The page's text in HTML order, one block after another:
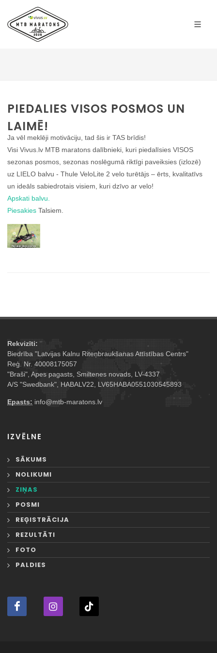
PIEDALIES VISOS POSMOS UN
LAIMĒ!
Ja vēl meklēji motivāciju, tad šis ir TAS brīdis!
Visi Vivus.lv MTB maratons dalībnieki, kuri piedalīsies VISOS
sezonas posmos, sezonas noslēgumā riktīgi paveiksies (izlozē)
uz LIELO balvu - Thule VeloLite 2 velo turētājs – ērts, kvalitatīvs
un ideāls sabiedrotais visiem, kuri dzīvo ar velo!
Apskati balvu.
Piesakies Talsiem.
Rekvizīti:
Biedrība "Latvijas Kalnu Riteņbraukšanas Attīstības Centrs"
Reģ. Nr. 40008175057
"Braši", Apes pagasts, Smiltenes novads, LV-4337
A/S "Swedbank", HABALV22, LV65HABA0551030545893
Epasts: info@mtb-maratons.lv
IZVĒLNE
SĀKUMS
NOLIKUMI
ZIŅAS
POSMI
REĢISTRĀCIJA
REZULTĀTI
FOTO
PALDIES